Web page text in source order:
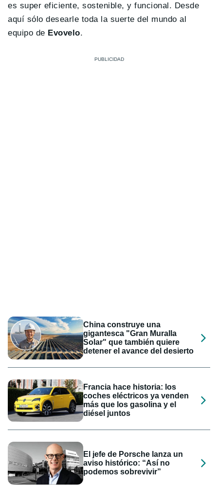
es super eficiente, sostenible, y funcional. Desde
aquí sólo desearle toda la suerte del mundo al
equipo de Evovelo.
China construye una
gigantesca "Gran Muralla
Solar" que también quiere
detener el avance del desierto
Francia hace historia: los
coches eléctricos ya venden
más que los gasolina y el
diésel juntos
El jefe de Porsche lanza un
aviso histórico: “Así no
podemos sobrevivir”